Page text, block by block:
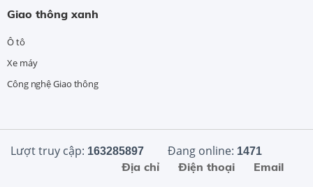
Giao thông xanh
Ô tô
Xe máy
Công nghệ Giao thông
Lượt truy cập: 163285897 Đang online: 1471
Email
Điện thoại
Địa chỉ